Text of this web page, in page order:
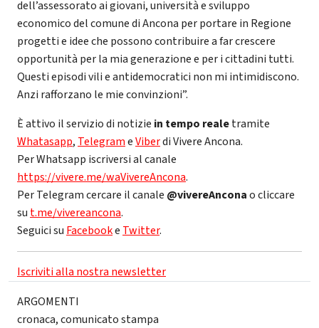
dell’assessorato ai giovani, università e sviluppo
economico del comune di Ancona per portare in Regione
progetti e idee che possono contribuire a far crescere
opportunità per la mia generazione e per i cittadini tutti.
Questi episodi vili e antidemocratici non mi intimidiscono.
Anzi rafforzano le mie convinzioni”.
È attivo il servizio di notizie in tempo realetramite
Whatasapp, TelegrameViberdi Vivere Ancona.
Per Whatsapp iscriversi al canale
https://vivere.me/waVivereAncona.
Per Telegram cercare il canale @vivereAnconao cliccare
su t.me/vivereancona.
Seguici su Facebooke Twitter.
Iscriviti alla nostra newsletter
ARGOMENTI
cronaca,comunicato stampa